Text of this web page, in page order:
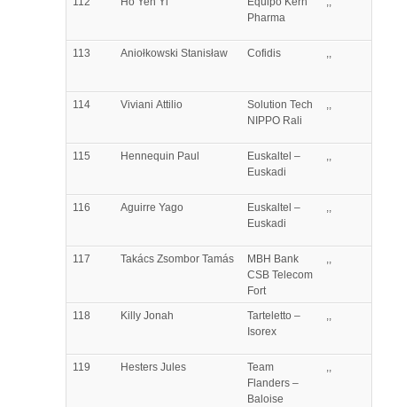
Pharma
113 Aniołkowski Stanisław Cofidis ,,
114 Viviani Attilio
Solution Tech
NIPPO Rali
,,
115 Hennequin Paul
Euskaltel –
Euskadi
,,
116 Aguirre Yago
Euskaltel –
Euskadi
,,
117 Takács Zsombor Tamás
MBH Bank
CSB Telecom
Fort
,,
118 Killy Jonah
Tarteletto –
Isorex
,,
119 Hesters Jules
Team
Flanders –
Baloise
,,